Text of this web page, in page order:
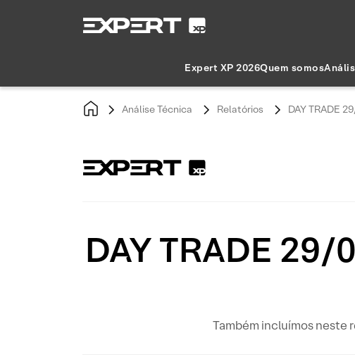
Expert XP 2026Quem somos
Análise Técnica Relatórios DAY TRADE
DAY TRADE
Também incluímos neste